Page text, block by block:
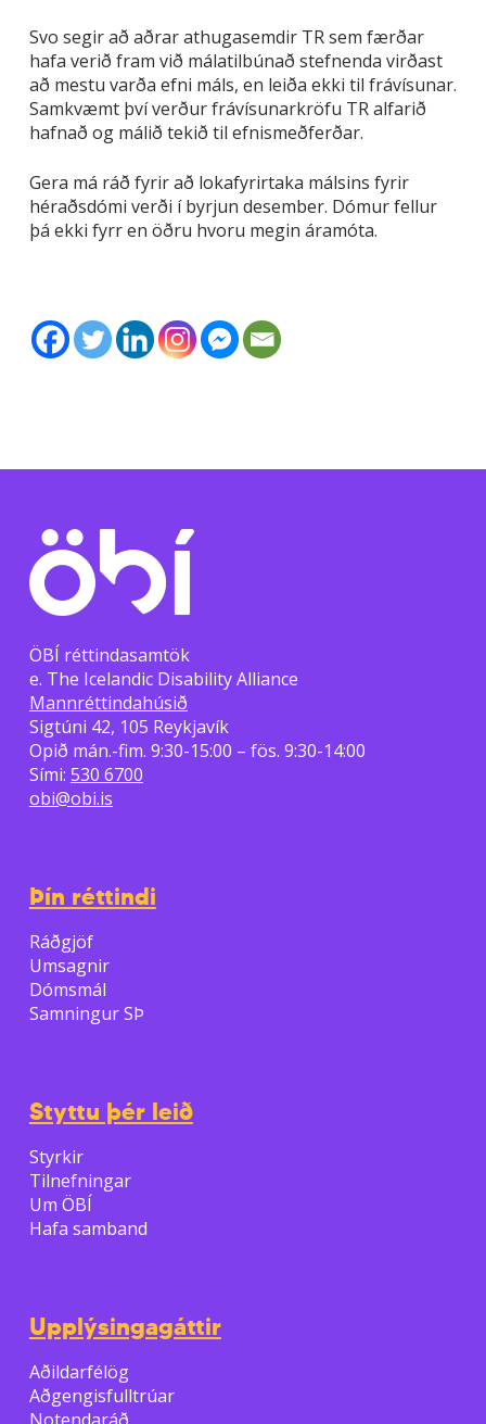
Svo segir að aðrar athugasemdir TR sem færðar
hafa verið fram við málatilbúnað stefnenda virðast
að mestu varða efni máls, en leiða ekki til frávísunar.
Samkvæmt því verður frávísunarkröfu TR alfarið
hafnað og málið tekið til efnismeðferðar.
Gera má ráð fyrir að lokafyrirtaka málsins fyrir
héraðsdómi verði í byrjun desember. Dómur fellur
þá ekki fyrr en öðru hvoru megin áramóta.
ÖBÍ réttindasamtök
e. The Icelandic Disability Alliance
Mannréttindahúsið
Sigtúni 42, 105 Reykjavík
Opið mán.-fim. 9:30-15:00 – fös. 9:30-14:00
Sími: 530 6700
obi@obi.is
Þín réttindi
Ráðgjöf
Umsagnir
Dómsmál
Samningur SÞ
Styttu þér leið
Styrkir
Tilnefningar
Um ÖBÍ
Hafa samband
Upplýsingagáttir
Aðildarfélög
Aðgengisfulltrúar